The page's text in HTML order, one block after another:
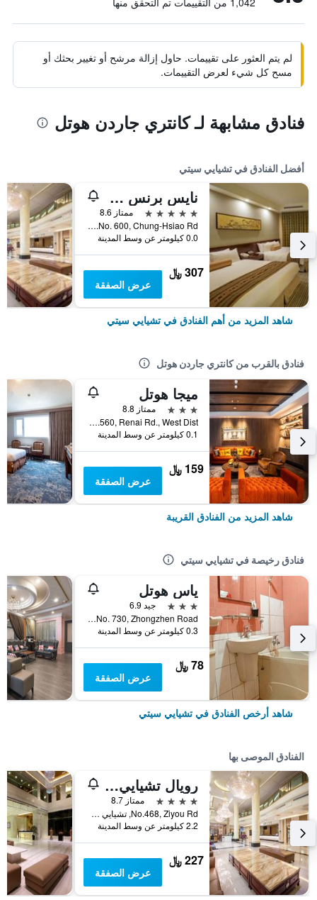
لم يتم العثور على تقييمات. حاول إزالة مرشح أو تغيير بحثك أو
مسح كل شيء لعرض التقييمات.
فنادق مشابهة لـ كانتري جاردن هوتل
أفضل الفنادق في تشيايي سيتي
نايس برنس هوتل
5 نجوم
ممتاز 8.6
No. 600, Chung-Hsiao Rd., تشيايي سيتي, تايوان
0.0 كيلومتر عن وسط المدينة
307 ﷼
عرض الصفقة
شاهد المزيد من أهم الفنادق في تشيايي سيتي
فنادق بالقرب من كانتري جاردن هوتل
ميجا هوتل
3 نجوم
ممتاز 8.8
No.560, Renai Rd., West Dist., تشيايي سيتي, تايوان
0.1 كيلومتر عن وسط المدينة
159 ﷼
عرض الصفقة
شاهد المزيد من الفنادق القريبة
فنادق رخيصة في تشيايي سيتي
ياس هوتل
3 نجوم
جيد 6.9
No. 730, Zhongzhen Road, تشيايي سيتي, تايوان
0.3 كيلومتر عن وسط المدينة
78 ﷼
عرض الصفقة
شاهد أرخص الفنادق في تشيايي سيتي
الفنادق الموصى بها
رويال تشيايي هوتل
4 نجوم
ممتاز 8.7
No.468, Ziyou Rd, تشيايي سيتي, تايوان
2.2 كيلومتر عن وسط المدينة
227 ﷼
عرض الصفقة